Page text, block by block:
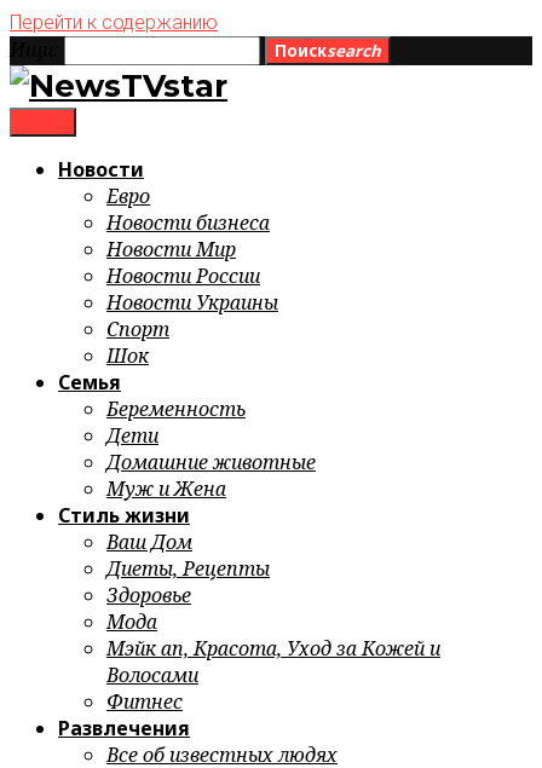
Перейти к содержанию
Поискsearch
Новости
Евро
Новости бизнеса
Новости Мир
Новости России
Новости Украины
Спорт
Шок
Семья
Беременность
Дети
Домашние животные
Муж и Жена
Стиль жизни
Ваш Дом
Диеты, Рецепты
Здоровье
Мода
Мэйк ап, Красота, Уход за Кожей и
Волосами
Фитнес
Развлечения
Все об известных людях